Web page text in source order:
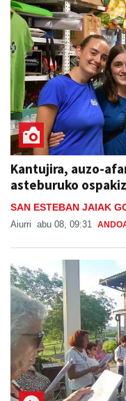
Kantujira, auzo-
asteburuko
SAN ESTEBAN JAIAK
Aiurri abu 08, 09:31